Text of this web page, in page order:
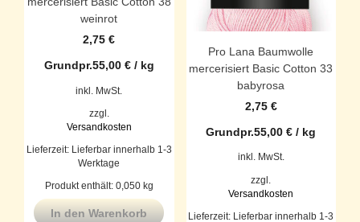
weinrot
2,75€
Grundpr.55,00 €/ kg
inkl. MwSt.
zzgl.
Versandkosten
Lieferzeit: Lieferbar innerhalb 1-3
Werktage
Produkt enthält: 0,050 kg
In den Warenkorb
Pro Lana Baumwolle
mercerisiert Basic Cotton 33
babyrosa
2,75 €
Grundpr.55,00€ / kg
inkl. MwSt.
zzgl.
Versandkosten
Lieferzeit: Lieferbar innerhalb 1-3